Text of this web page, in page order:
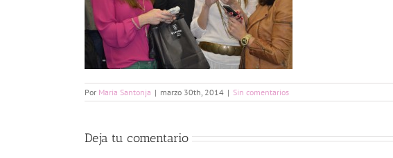
Por Maria Santonja | marzo 30th, 2014 | Sin comentarios
Deja tu comentario